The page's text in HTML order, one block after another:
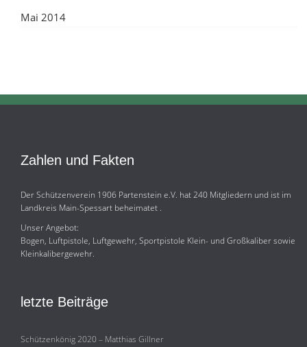
Mai 2014
Zahlen und Fakten
Der Schützenverein 1906 Partenstein e.V. hat 240 Mitgliedern und ist im
Landkreis Main-Spessart beheimatet .
Unser Angebot:
Bogen, Luftpistole, Luftgewehr, Sportpistole Klein- und Großkaliber sowie
Kleinkalibergewehr.
letzte Beiträge
Schützenkönig 2020 – Matthias Gillner